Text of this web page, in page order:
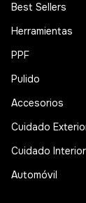
Best Sellers
Herramientas
PPF
Pulido
Accesorios
Cuidado
Cuidado Interior
Automóvil